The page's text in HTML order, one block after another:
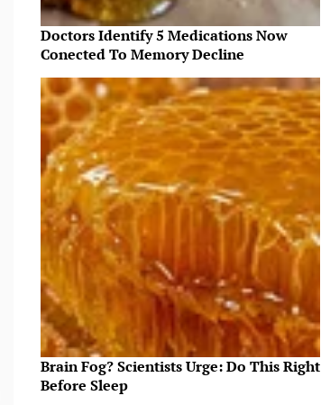
Doctors Identify 5 Medications Now
Conected To Memory Decline
Brain Fog? Scientists Urge: Do This Right
Before Sleep